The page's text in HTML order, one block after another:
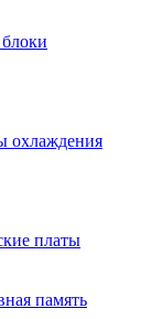
охлаждения
платы
память